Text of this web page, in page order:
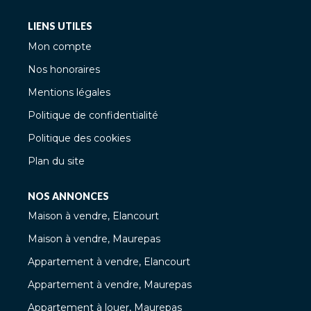
LIENS UTILES
Mon compte
Nos honoraires
Mentions légales
Politique de confidentialité
Politique des cookies
Plan du site
NOS ANNONCES
Maison à vendre, Elancourt
Maison à vendre, Maurepas
Appartement à vendre, Elancourt
Appartement à vendre, Maurepas
Appartement à louer, Maurepas